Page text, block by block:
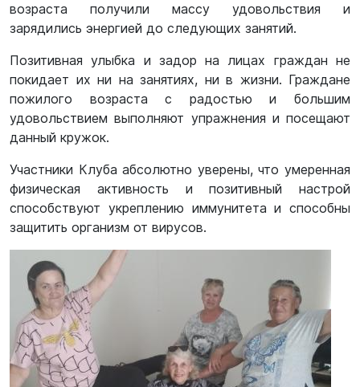
возраста получили массу удовольствия и
зарядились энергией до следующих занятий.
Позитивная улыбка и задор на лицах граждан не
покидает их ни на занятиях, ни в жизни. Граждане
пожилого возраста с радостью и большим
удовольствием выполняют упражнения и посещают
данный кружок.
Участники Клуба абсолютно уверены, что умеренная
физическая активность и позитивный настрой
способствуют укреплению иммунитета и способны
защитить организм от вирусов.